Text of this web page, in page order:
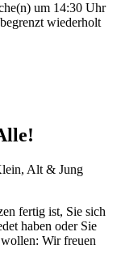
um 14:30 Uhr
wiederholt
Alt & Jung
fertig ist, Sie sich
haben oder Sie
Wir freuen